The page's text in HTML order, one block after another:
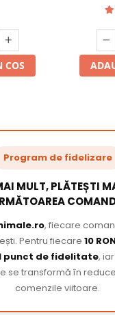
COS
Program de fidelizare
MULT, PLĂTEȘTI
, fiecare
Pentru fiecare 10
punct de fidelitate,
se transformă în
comenzile viitoare.